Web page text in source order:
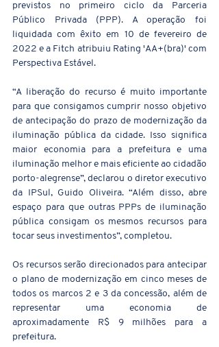
previstos no primeiro ciclo da Parceria
Público Privada (PPP). A operação foi
liquidada com êxito em 10 de fevereiro de
2022 e a Fitch atribuiu Rating 'AA+(bra)' com
Perspectiva Estável.
“A liberação do recurso é muito importante
para que consigamos cumprir nosso objetivo
de antecipação do prazo de modernização da
iluminação pública da cidade. Isso significa
maior economia para a prefeitura e uma
iluminação melhor e mais eficiente ao cidadão
porto-alegrense”, declarou o diretor executivo
da IPSul, Guido Oliveira. “Além disso, abre
espaço para que outras PPPs de iluminação
pública consigam os mesmos recursos para
tocar seus investimentos”, completou.
Os recursos serão direcionados para antecipar
o plano de modernização em cinco meses de
todos os marcos 2 e 3 da concessão, além de
representar uma economia de
aproximadamente R$ 9 milhões para a
prefeitura.